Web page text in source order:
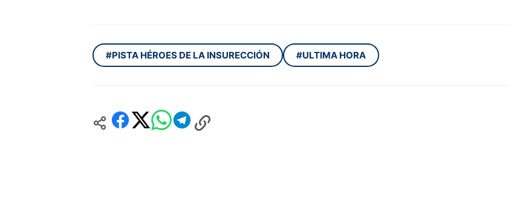
#PISTA HÉROES DE LA INSURECCIÓN #ULTIMA HORA